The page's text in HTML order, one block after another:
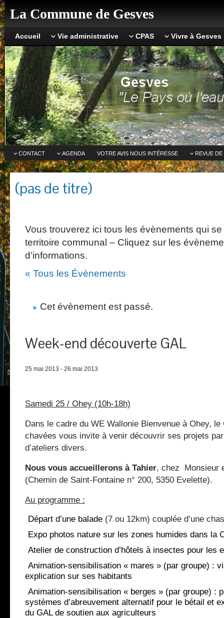
La Commune de Gesves
Accueil Vie administrative CPAS Vivre à Gesves
CONTACT AGENDA VOTRE AVIS NOUS INTÉRESSE REVUE DE
(pas de titre)
Vous trouverez ici tous les évènements qui
territoire communal – Cliquez sur les
d’informations.
« Tous les Évènements
Cet évènement est passé.
Week-end découverte GAL
25 mai 2013 - 26 mai 2013
Samedi 25 / Ohey (10h-18h)
Dans le cadre du WE Wallonie Bienvenue à Ohey,
chavées vous invite à venir découvrir ses projets
d’ateliers divers.
Nous vous accueillerons à Tahier, chez Monsieur
(Chemin de Saint-Fontaine n° 200, 5350 Evelette).
Au programme :
Départ d’une balade (7 ou 12km) couplée d’une
Expo photos nature sur les zones humides dans la
Atelier de construction d’hôtels à insectes pour les
Animation-sensibilisation « mares » (par groupe) :
explication sur ses habitants
Animation-sensibilisation « berges » (par groupe) :
systèmes d’abreuvement alternatif pour le bétail et
du GAL de soutien aux agriculteurs